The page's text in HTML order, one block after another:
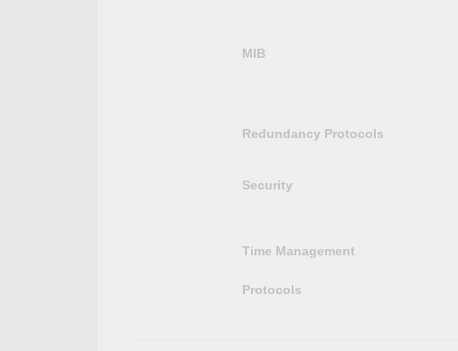
MIB
Redundancy Protocols
Security
Time Management
Protocols